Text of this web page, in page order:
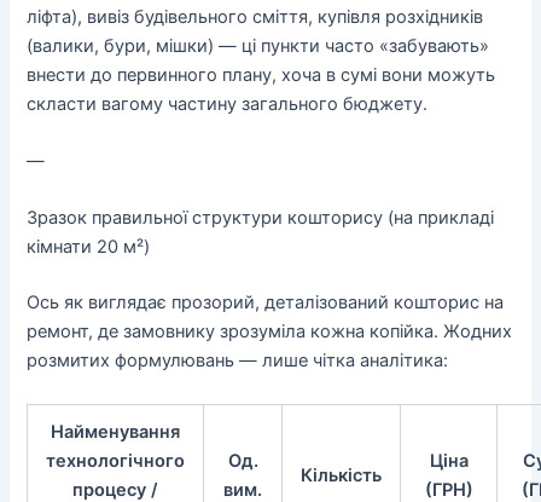
ліфта), вивіз будівельного сміття, купівля розхідників
(валики, бури, мішки) — ці пункти часто «забувають»
внести до первинного плану, хоча в сумі вони можуть
скласти вагому частину загального бюджету.
—
Зразок правильної структури кошторису (на прикладі
кімнати 20 м²)
Ось як виглядає прозорий, деталізований кошторис на
ремонт, де замовнику зрозуміла кожна копійка. Жодних
розмитих формулювань — лише чітка аналітика:
Найменування
технологічного
процесу /
Од.
вим.
Кількість
Ціна
(ГРН)